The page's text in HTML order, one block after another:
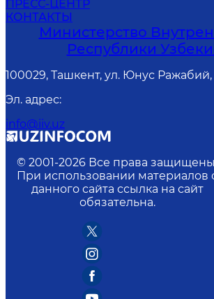
ПРЕСС-ЦЕНТР
КОНТАКТЫ
Министерство
Республики
100029, Ташкент, ул. Юнус Ражабий,
Эл. адрес:
info@iiv.uz
© 2001-2026 Все права
При использовании материалов
данного сайта ссылка на сайт
обязательна.